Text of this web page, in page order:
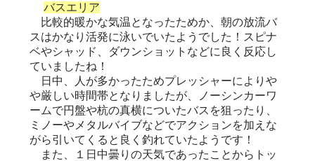
バスエリア
比較的暖かな気温となったためか、朝の放流バ
スはかなり活発に泳いでいたようでした！スピナ
ベやシャッド、ダウンショットなどに良く反応し
ていましたね！
日中、人が多かったためプレッシャーによりや
や厳しい時間帯となりましたが、ノーシンカーワ
ームで円盤や杭の真横についたバスを狙ったり、
ミノーやメタルバイブなどでアクションを加えな
がら引いてくると良く釣れていたようです！
また、１日中曇りの天気であったことからトッ